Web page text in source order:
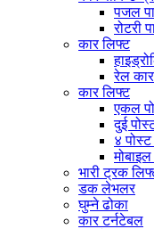
पजल
रोटरी
कार लिफ्ट
रेल
कार लिफ्ट
एकल
दुई
४
भारी ट्रक
डक लेभलर
घुम्ने ढोका
कार टर्नटेबल